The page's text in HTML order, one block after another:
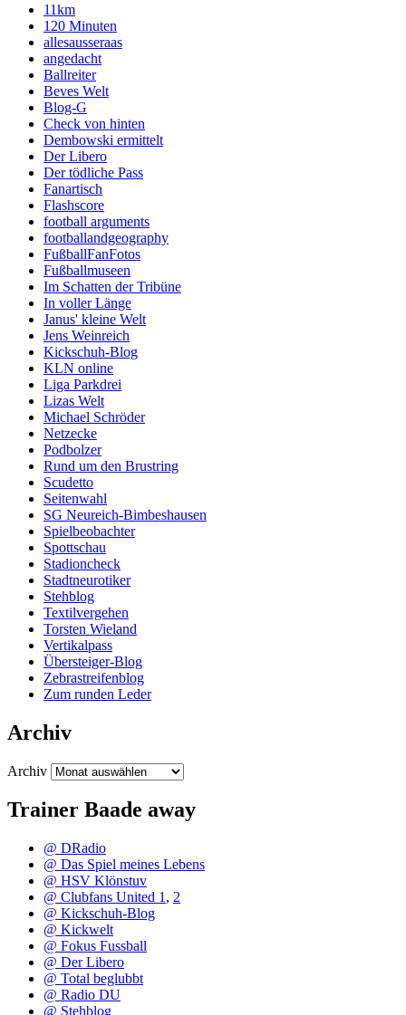
11km
120 Minuten
allesausseraas
angedacht
Ballreiter
Beves Welt
Blog-G
Check von hinten
Dembowski ermittelt
Der Libero
Der tödliche Pass
Fanartisch
Flashscore
football arguments
footballandgeography
FußballFanFotos
Fußballmuseen
Im Schatten der Tribüne
In voller Länge
Janus' kleine Welt
Jens Weinreich
Kickschuh-Blog
KLN online
Liga Parkdrei
Lizas Welt
Michael Schröder
Netzecke
Podbolzer
Rund um den Brustring
Scudetto
Seitenwahl
SG Neureich-Bimbeshausen
Spielbeobachter
Spottschau
Stadioncheck
Stadtneurotiker
Stehblog
Textilvergehen
Torsten Wieland
Vertikalpass
Übersteiger-Blog
Zebrastreifenblog
Zum runden Leder
Archiv
Archiv
Trainer Baade away
@ DRadio
@ Das Spiel meines Lebens
@ HSV Klönstuv
@ Clubfans United 1 , 2
@ Kickschuh-Blog
@ Kickwelt
@ Fokus Fussball
@ Der Libero
@ Total beglubbt
@ Radio DU
@ Stehblog